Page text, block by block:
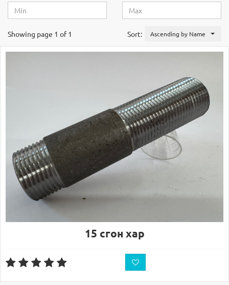
Sort: Ascending by Name
Showing page 1 of 1
15 сгон хар